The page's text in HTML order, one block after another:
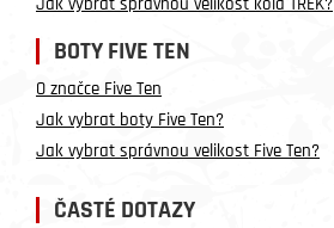
BOTY FIVE TEN
O značce Five Ten
Jak vybrat boty Five Ten?
Jak vybrat správnou velikost Five Ten?
ČASTÉ DOTAZY